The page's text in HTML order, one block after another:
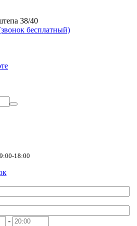
38/40
бесплатный)
18:00
-